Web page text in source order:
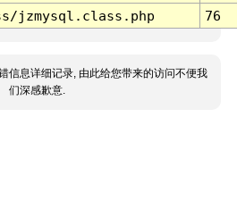
jzmysql.class.php 76
信息详细记录, 由此给您带来的访问不便我
们深感歉意.